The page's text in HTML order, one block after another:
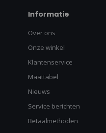
Informatie
Over ons
Onze winkel
Klantenservice
Maattabel
Nieuws
Service berichten
Betaalmethoden